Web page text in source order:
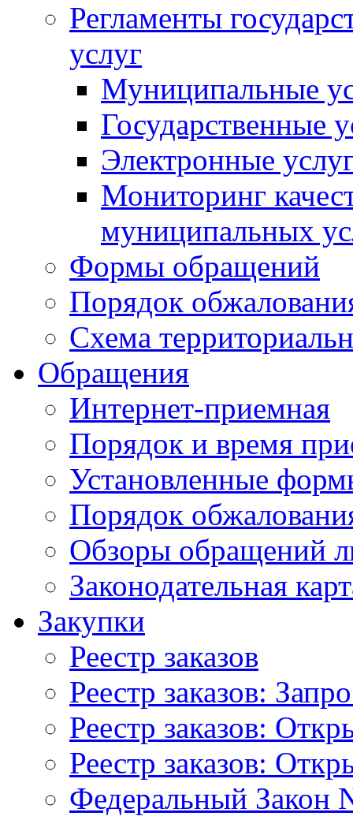
Регламенты
услуг
Муниципальные
Государственные
Электронные
Мониторинг
муниципальных
Формы обращений
Порядок
Схема
Обращения
Интернет-приемная
Порядок и время
Установленные
Порядок
Обзоры обращений
Законодательная
Закупки
Реестр заказов
Реестр заказов:
Реестр заказов:
Реестр заказов:
Федеральный Закон